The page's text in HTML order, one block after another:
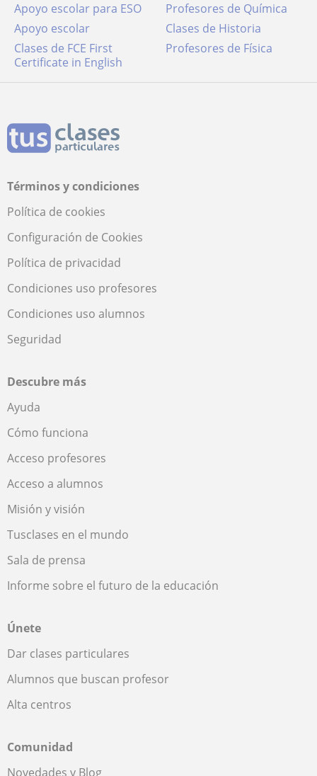
Apoyo escolar para ESO
Profesores de Química
Apoyo escolar
Clases de Historia
Clases de FCE First
Certificate in English
Profesores de Física
Términos y condiciones
Política de cookies
Configuración de Cookies
Política de privacidad
Condiciones uso profesores
Condiciones uso alumnos
Seguridad
Descubre más
Ayuda
Cómo funciona
Acceso profesores
Acceso a alumnos
Misión y visión
Tusclases en el mundo
Sala de prensa
Informe sobre el futuro de la educación
Únete
Dar clases particulares
Alumnos que buscan profesor
Alta centros
Comunidad
Novedades y Blog